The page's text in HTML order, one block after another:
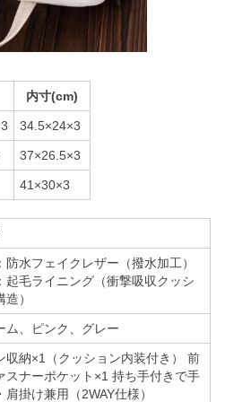
内寸(cm)
34.5×24×3
37×26.5×3
41×30×3
防水フェイクレザー（撥水加工）
起毛ライニング（衝撃吸収クッシ
造）
ム、ピンク、グレー
収納×1（クッション内装付き） 前
スナーポケット×1 持ち手付きで手
肩掛け兼用（2WAY仕様）